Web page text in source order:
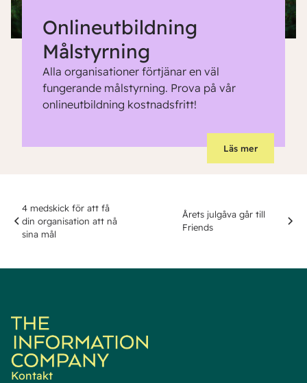
Onlineutbildning
Målstyrning
Alla organisationer förtjänar en väl
fungerande målstyrning. Prova på vår
onlineutbildning kostnadsfritt!
Läs mer
4 medskick för att få
din organisation att nå
sina mål
Årets julgåva går till
Friends
Kontakt